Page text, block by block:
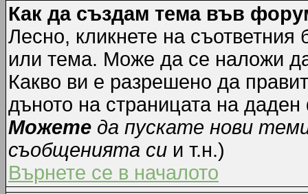
Как да създам тема във
Лесно, кликнете на
или тема. Може да се наложи
Какво ви е разрешено да
дъното на страницата на
Можете да пускате нови
съобщенията си и т.н.)
Върнете се в началото